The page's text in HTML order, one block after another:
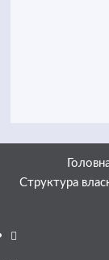
Структура
Facebook